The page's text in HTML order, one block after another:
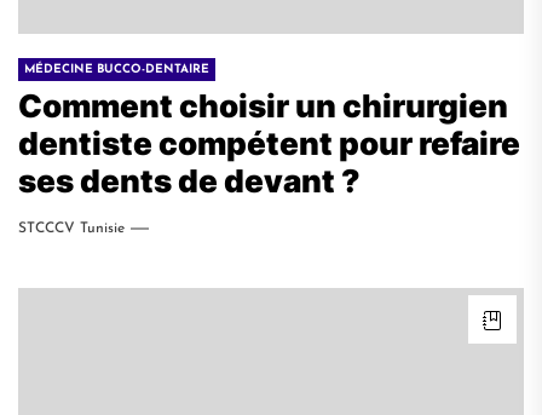
MÉDECINE BUCCO-DENTAIRE
Comment choisir un chirurgien
dentiste compétent pour refaire
ses dents de devant ?
STCCCV Tunisie